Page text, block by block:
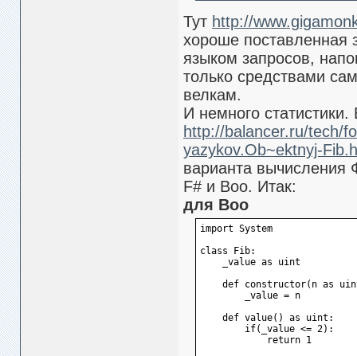
Тут http://
хороше поставленная
языком запросов,
только средствами
велкам.
И немного статистики.
http://balancer.ru/tech/
yazykov.Ob~ektnyj-
варианта вычисления
F# и Воо. Итак:
для Boo
import System
class Fib:
    _value as uint
def constructor(n as
        _value = n
    def value() as uint:
        if(_value <= 2):
            return 1